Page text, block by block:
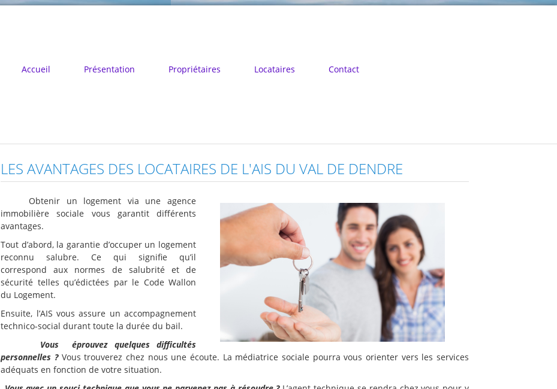
Accueil Présentation Propriétaires Locataires Contact
LES AVANTAGES DES LOCATAIRES DE L'AIS DU VAL DE DENDRE
Obtenir un logement via une agence
immobilière sociale vous garantit différents
avantages.
Tout d’abord, la garantie d’occuper un logement
reconnu salubre. Ce qui signifie qu’il
correspond aux normes de salubrité et de
sécurité telles qu’édictées par le Code Wallon
du Logement.
Ensuite, l’AIS vous assure un accompagnement
technico-social durant toute la durée du bail.
Vous éprouvez quelques difficultés
personnelles ?Vous trouverez chez nous une écoute. La médiatrice sociale pourra vous orienter vers les services
adéquats en fonction de votre situation.